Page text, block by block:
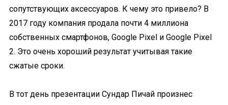
сопутствующих аксессуаров. К чему это привело? В
2017 году компания продала почти 4 миллиона
собственных смартфонов, Google Pixel и Google Pixel
2. Это очень хороший результат учитывая такие
сжатые сроки.
В тот день презентации Сундар Пичай произнес